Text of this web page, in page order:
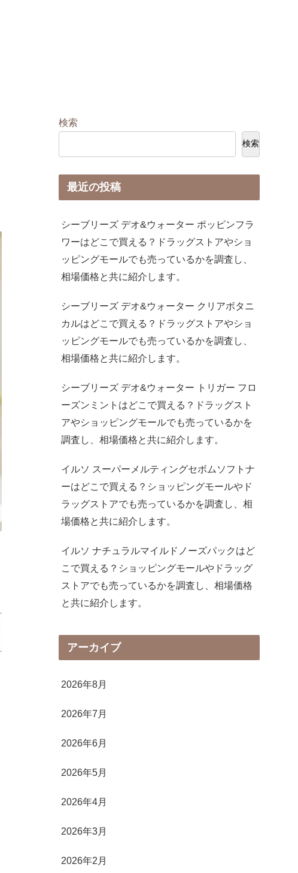
検索
検索
最近の投稿
シーブリーズ デオ&ウォーター ポッピンフラ
ワーはどこで買える？ドラッグストアやショ
ッピングモールでも売っているかを調査し、
相場価格と共に紹介します。
シーブリーズ デオ&ウォーター クリアボタニ
カルはどこで買える？ドラッグストアやショ
ッピングモールでも売っているかを調査し、
相場価格と共に紹介します。
シーブリーズ デオ&ウォーター トリガー フロ
ーズンミントはどこで買える？ドラッグスト
アやショッピングモールでも売っているかを
調査し、相場価格と共に紹介します。
イルソ スーパーメルティングセボムソフトナ
ーはどこで買える？ショッピングモールやド
ラッグストアでも売っているかを調査し、相
場価格と共に紹介します。
イルソ ナチュラルマイルドノーズパックはど
こで買える？ショッピングモールやドラッグ
ストアでも売っているかを調査し、相場価格
と共に紹介します。
アーカイブ
2026年8月
2026年7月
2026年6月
2026年5月
2026年4月
2026年3月
2026年2月